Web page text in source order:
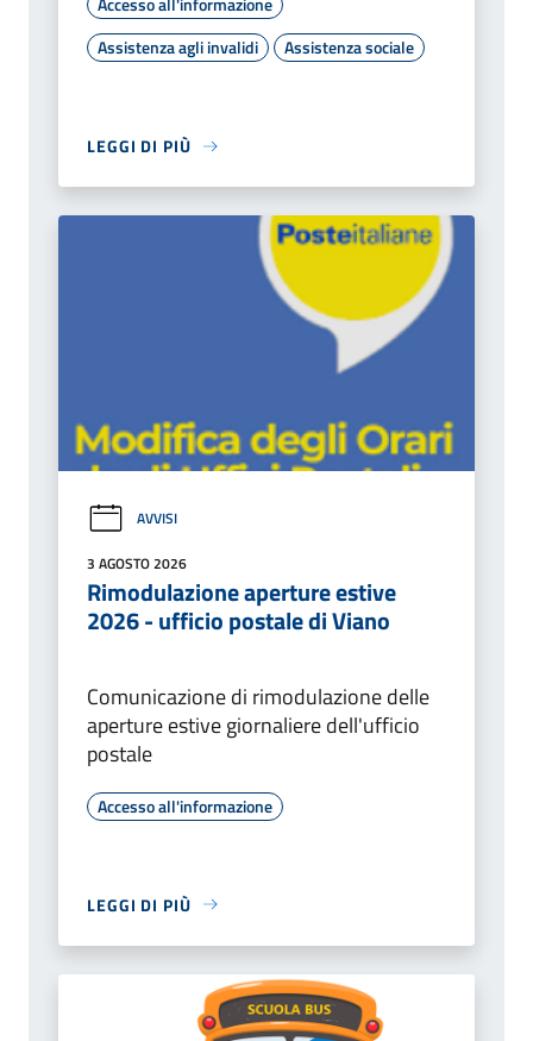
Assistenza agli invalidi
Assistenza sociale
LEGGI DI PIÙ
AVVISI
3 AGOSTO 2026
Rimodulazione aperture estive
2026 - ufficio postale di Viano
Comunicazione di rimodulazione delle
aperture estive giornaliere dell'ufficio
postale
Accesso all'informazione
LEGGI DI PIÙ